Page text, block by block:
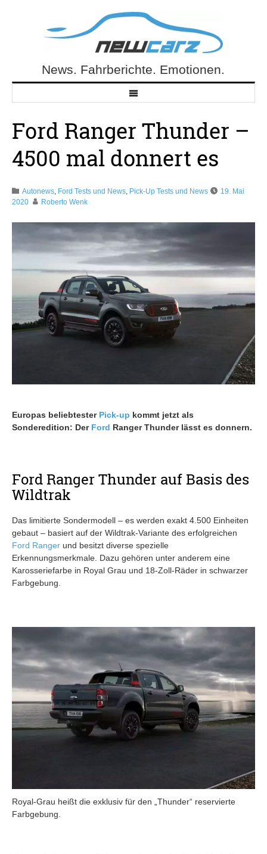
NewCarz.deNews. Fahrberichte. Emotionen.
Ford Ranger Thunder –
4500 mal donnert es
Autonews, Ford Tests und News, Pick-Up Tests und News
19. Mai
2020
Roberto Wenk
Europas beliebtester Pick-up kommt jetzt als
Sonderedition: Der Ford Ranger Thunder lässt es donnern.
Ford Ranger Thunder auf Basis des
Wildtrak
Das limitierte Sondermodell – es werden exakt 4.500 Einheiten
gebaut – basiert auf der Wildtrak-Variante des erfolgreichen
Ford Ranger und besitzt diverse spezielle
Erkennungsmerkmale. Dazu gehören unter anderem eine
Karosseriefarbe in Royal Grau und 18-Zoll-Räder in schwarzer
Farbgebung.
Royal-Grau heißt die exklusiv für den „Thunder“ reservierte
Farbgebung.